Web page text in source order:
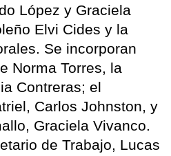
López y Graciela
Elvi Cides y la
Se incorporan
Norma Torres, la
Contreras; el
Carlos Johnston, y
Graciela Vivanco.
de Trabajo, Lucas